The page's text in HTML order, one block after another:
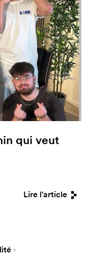
qui veut
Lire l'article